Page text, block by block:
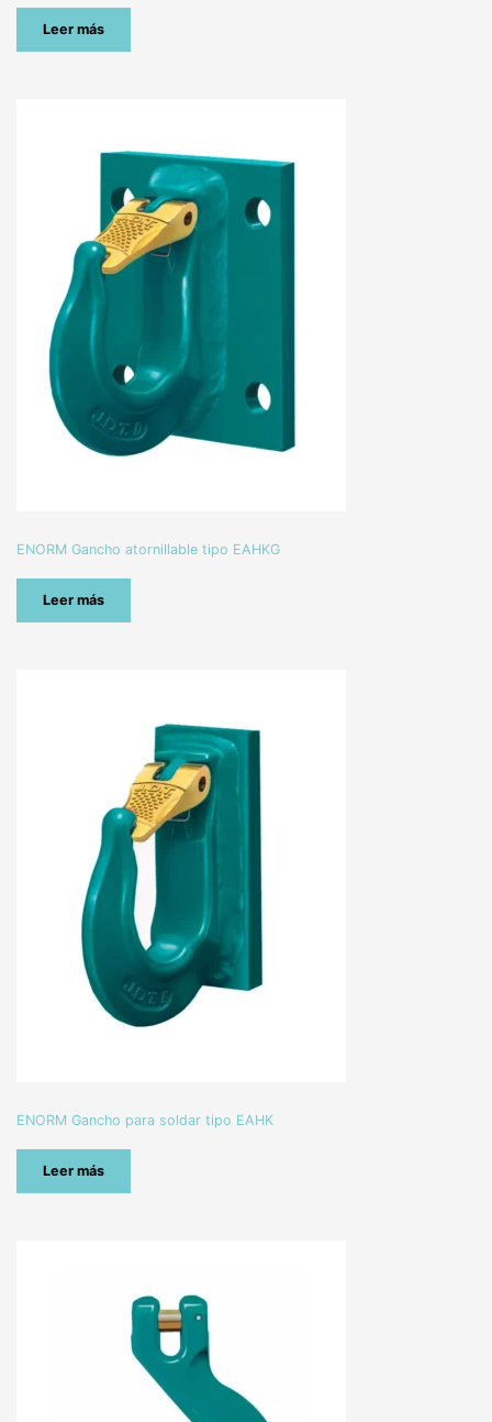
Leer más
ENORM Gancho atornillable tipo EAHKG
Leer más
ENORM Gancho para soldar tipo EAHK
Leer más